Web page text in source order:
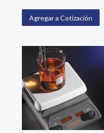
Agregar a Cotización